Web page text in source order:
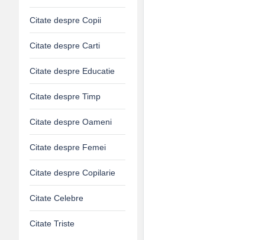
Citate despre Copii
Citate despre Carti
Citate despre Educatie
Citate despre Timp
Citate despre Oameni
Citate despre Femei
Citate despre Copilarie
Citate Celebre
Citate Triste